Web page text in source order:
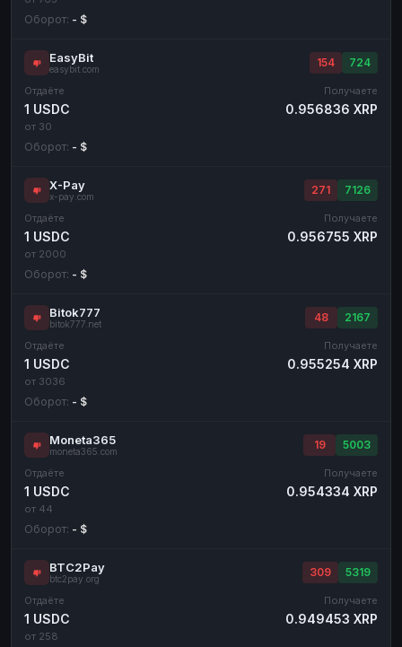
Оборот: - $
EasyBit
easybit.com
154 724
Отдаёте
1 USDC
от 30
Получаете
0.956836 XRP
Оборот: - $
X-Pay
x-pay.com
271 7126
Отдаёте
1 USDC
от 2000
Получаете
0.956755 XRP
Оборот: - $
Bitok777
bitok777.net
48 2167
Отдаёте
1 USDC
от 3036
Получаете
0.955254 XRP
Оборот: - $
Moneta365
moneta365.com
19 5003
Отдаёте
1 USDC
от 44
Получаете
0.954334 XRP
Оборот: - $
BTC2Pay
btc2pay.org
309 5319
Отдаёте
1 USDC
от 258
Получаете
0.949453 XRP